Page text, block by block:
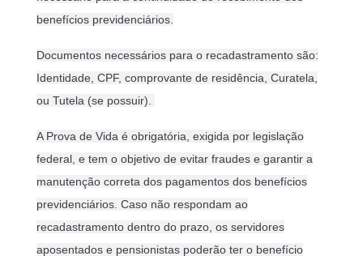
benefícios previdenciários.
Documentos necessários para o recadastramento são:
Identidade, CPF, comprovante de residência, Curatela,
ou Tutela (se possuir).
A Prova de Vida é obrigatória, exigida por legislação
federal, e tem o objetivo de evitar fraudes e garantir a
manutenção correta dos pagamentos dos benefícios
previdenciários. Caso não respondam ao
recadastramento dentro do prazo, os servidores
aposentados e pensionistas poderão ter o benefício